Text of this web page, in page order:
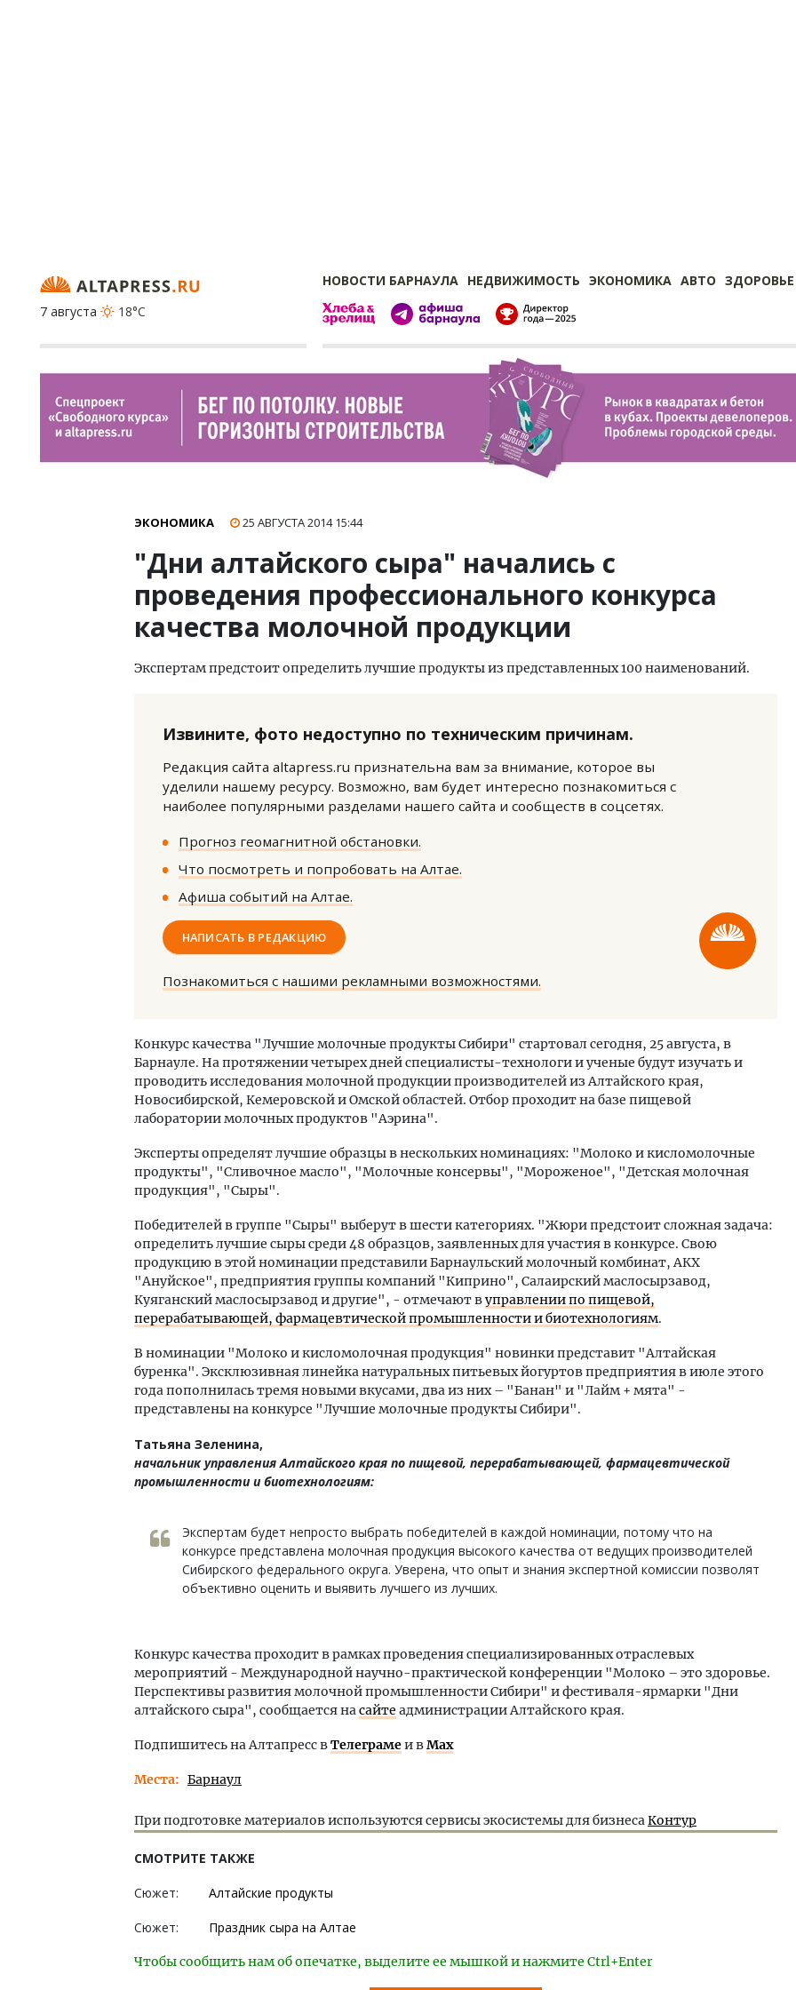
НОВОСТИ БАРНАУЛА НЕДВИЖИМОСТЬ ЭКОНОМИКА АВТО ЗДОРОВЬЕ
7 августа
18°C
ЭКОНОМИКА 25 АВГУСТА 201415:44
"Дни алтайского сыра" начались с
проведения профессионального конкурса
качества молочной продукции
Экспертам предстоит определить лучшие продукты из представленных 100 наименований.
Извините, фото недоступно по техническим причинам.
Редакция сайта altapress.ru признательна вам за внимание, которое вы
уделили нашему ресурсу. Возможно, вам будет интересно познакомиться с
наиболее популярными разделами нашего сайта и сообществ в соцсетях.
Прогноз геомагнитной обстановки.
Что посмотреть и попробовать на Алтае.
Афиша событий на Алтае.
НАПИСАТЬ В РЕДАКЦИЮ
Познакомиться с нашими рекламными возможностями.
Конкурс качества "Лучшие молочные продукты Сибири" стартовал сегодня, 25 августа, в
Барнауле. На протяжении четырех дней специалисты-технологи и ученые будут изучать и
проводить исследования молочной продукции производителей из Алтайского края,
Новосибирской, Кемеровской и Омской областей. Отбор проходит на базе пищевой
лаборатории молочных продуктов "Аэрина".
Эксперты определят лучшие образцы в нескольких номинациях: "Молоко и кисломолочные
продукты", "Сливочное масло", "Молочные консервы", "Мороженое", "Детская молочная
продукция", "Сыры".
Победителей в группе "Сыры" выберут в шести категориях. "Жюри предстоит сложная задача:
определить лучшие сыры среди 48 образцов, заявленных для участия в конкурсе. Свою
продукцию в этой номинации представили Барнаульский молочный комбинат, АКХ
"Ануйское", предприятия группы компаний "Киприно", Салаирский маслосырзавод,
Куяганский маслосырзавод и другие", - отмечают вуправлении по пищевой,
перерабатывающей, фармацевтической промышленности и биотехнологиям.
В номинации "Молоко и кисломолочная продукция" новинки представит "Алтайская
буренка". Эксклюзивная линейка натуральных питьевых йогуртов предприятия в июле этого
года пополнилась тремя новыми вкусами, два из них – "Банан" и "Лайм + мята" -
представлены на конкурсе "Лучшие молочные продукты Сибири".
Татьяна Зеленина,
начальник управления Алтайского края по пищевой, перерабатывающей, фармацевтической
промышленности и биотехнологиям:
Экспертам будет непросто выбрать победителей в каждой номинации, потому что на
конкурсе представлена молочная продукция высокого качества от ведущих производителей
Сибирского федерального округа. Уверена, что опыт и знания экспертной комиссии позволят
объективно оценить и выявить лучшего из лучших.
Конкурс качества проходит в рамках проведения специализированных отраслевых
мероприятий - Международной научно-практической конференции "Молоко – это здоровье.
Перспективы развития молочной промышленности Сибири" и фестиваля-ярмарки "Дни
алтайского сыра", сообщается насайте администрации Алтайского края.
Подпишитесь на Алтапресс вТелеграмеи вMax
Места Барнаул
При подготовке материалов используются сервисы экосистемы для бизнесаКонтур
СМОТРИТЕ ТАКЖЕ
Сюжет: Алтайские продукты
Сюжет: Праздник сыра на Алтае
Чтобы сообщить нам об опечатке, выделите ее мышкой и нажмите Ctrl+Enter
плитами становится новым
Ищем новые берега.
«Жилищной инициативы»
СТРОИТЕЛЬСТВО